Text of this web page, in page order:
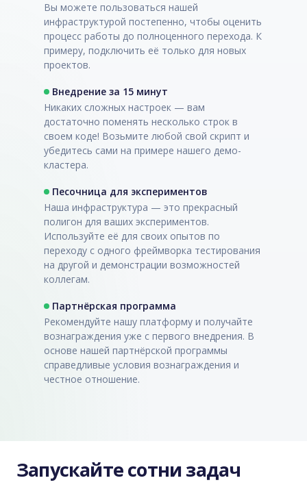
Вы можете пользоваться нашей
инфраструктурой постепенно, чтобы оценить
процесс работы до полноценного перехода. К
примеру, подключить её только для новых
проектов.
Внедрение за 15 минут
Никаких сложных настроек — вам
достаточно поменять несколько строк в
своем коде! Возьмите любой свой скрипт и
убедитесь сами на примере нашего демо-
кластера.
Песочница для экспериментов
Наша инфраструктура — это прекрасный
полигон для ваших экспериментов.
Используйте её для своих опытов по
переходу с одного фреймворка тестирования
на другой и демонстрации возможностей
коллегам.
Партнёрская программа
Рекомендуйте нашу платформу и получайте
вознаграждения уже с первого внедрения. В
основе нашей партнёрской программы
справедливые условия вознаграждения и
честное отношение.
Запускайте сотни задач